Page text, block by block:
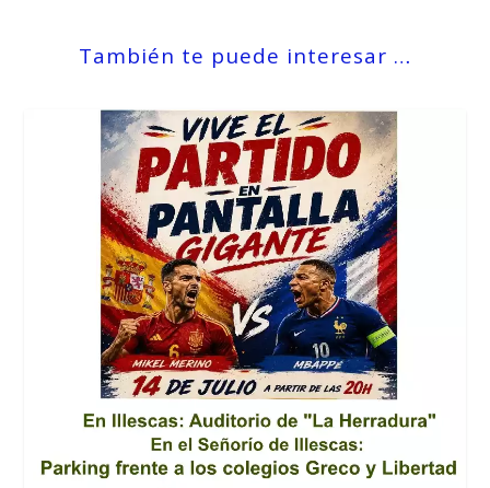
También te puede interesar …